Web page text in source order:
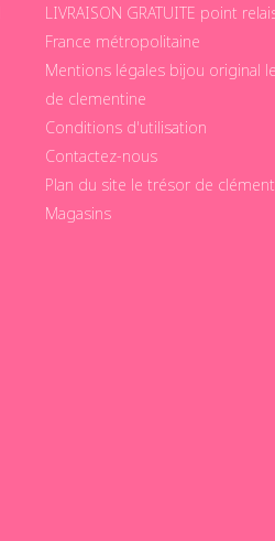
LIVRAISON GRATUITE point
France métropolitaine
Mentions légales bijou original
de clementine
Conditions d'utilisation
Contactez-nous
Plan du site le trésor de
Magasins